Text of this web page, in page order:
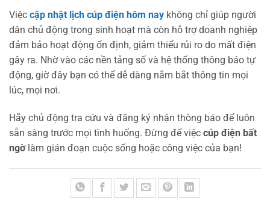
Việc cập nhật lịch cúp điện hôm nay không chỉ giúp người
dân chủ động trong sinh hoạt mà còn hỗ trợ doanh nghiệp
đảm bảo hoạt động ổn định, giảm thiểu rủi ro do mất điện
gây ra. Nhờ vào các nền tảng số và hệ thống thông báo tự
động, giờ đây bạn có thể dễ dàng nắm bắt thông tin mọi
lúc, mọi nơi.
Hãy chủ động tra cứu và đăng ký nhận thông báo để luôn
sẵn sàng trước mọi tình huống. Đừng để việc cúp điện bất
ngờlàm gián đoạn cuộc sống hoặc công việc của bạn!